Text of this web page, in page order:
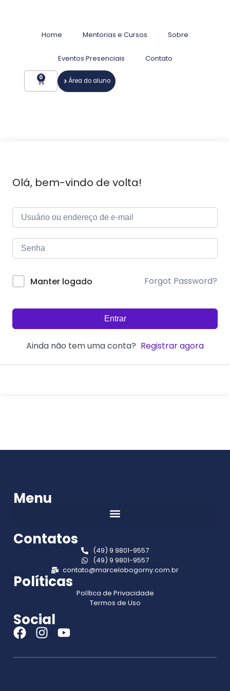
Home Mentorias e Cursos Sobre
Eventos Presenciais Contato
0 Área do aluno
Olá, bem-vindo de volta!
Manter logado Forgot Password?
Entrar
Ainda não tem uma conta? Registrar agora
Menu
Contatos
(49) 9 9801-9557
(49) 9 9801-9557
contato@marcelobogorny.com.br
Políticas
Política de Privacidade
Termos de Uso
Social